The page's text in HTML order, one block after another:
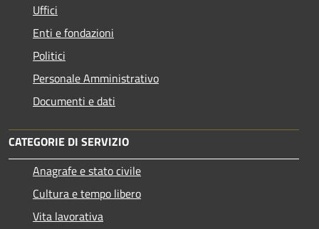
Uffici
Enti e fondazioni
Politici
Personale Amministrativo
Documenti e dati
CATEGORIE DI SERVIZIO
Anagrafe e stato civile
Cultura e tempo libero
Vita lavorativa